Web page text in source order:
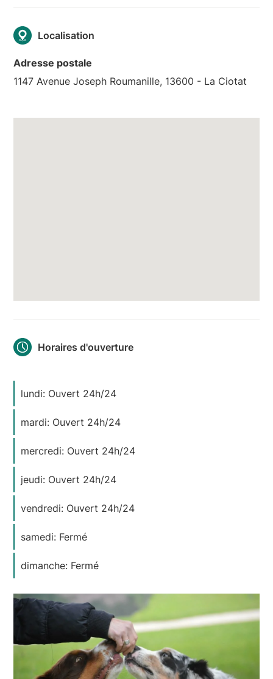
Localisation
Adresse postale
1147 Avenue Joseph Roumanille, 13600 - La Ciotat
Horaires d'ouverture
lundi: Ouvert 24h/24
mardi: Ouvert 24h/24
mercredi: Ouvert 24h/24
jeudi: Ouvert 24h/24
vendredi: Ouvert 24h/24
samedi: Fermé
dimanche: Fermé